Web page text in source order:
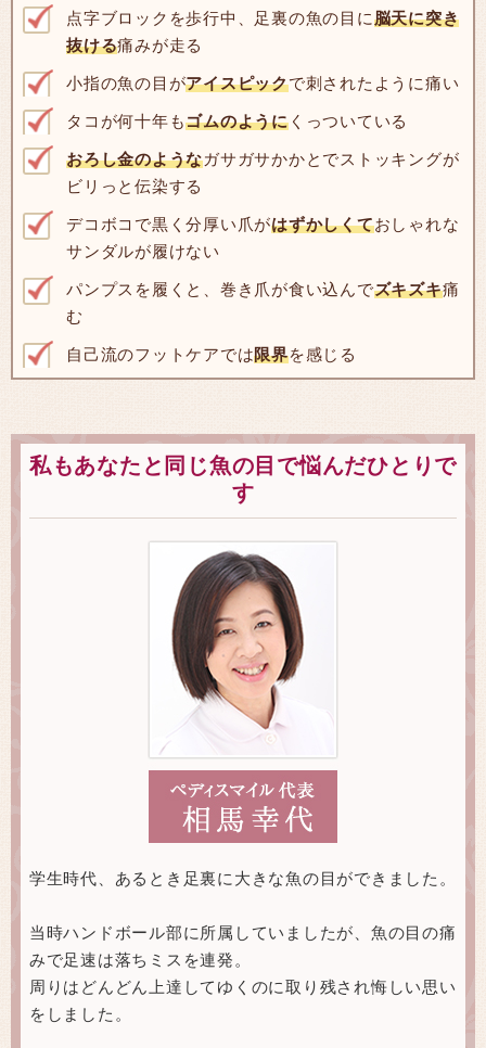
点字ブロックを歩行中、足裏の魚の目に脳天に突き
抜ける痛みが走る
小指の魚の目がアイスピックで刺されたように痛い
タコが何十年もゴムのようにくっついている
おろし金のようなガサガサかかとでストッキングが
ビリっと伝染する
デコボコで黒く分厚い爪がはずかしくておしゃれな
サンダルが履けない
パンプスを履くと、巻き爪が食い込んでズキズキ痛
む
自己流のフットケアでは限界を感じる
私もあなたと同じ魚の目で悩んだひとりで
す
学生時代、あるとき足裏に大きな魚の目ができました。
当時ハンドボール部に所属していましたが、魚の目の痛
みで足速は落ちミスを連発。
周りはどんどん上達してゆくのに取り残され悔しい思い
をしました。